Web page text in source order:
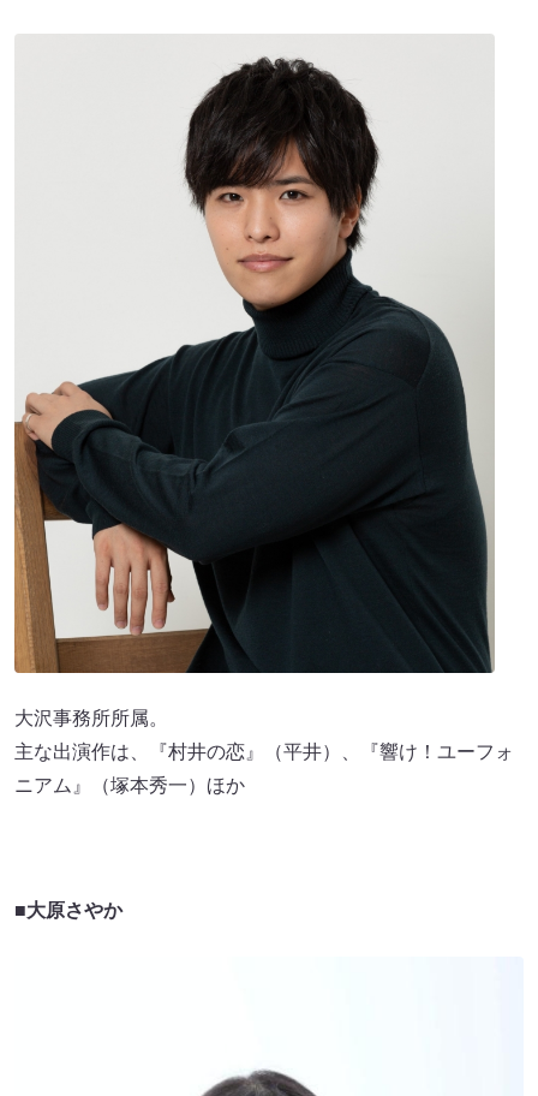
大沢事務所所属。
主な出演作は、『村井の恋』（平井）、『響け！ユーフォ
ニアム』（塚本秀一）ほか
■大原さやか